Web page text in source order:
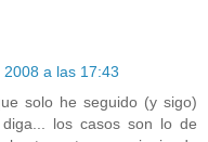
a las 17:43
solo he seguido (y sigo)
los casos son lo de